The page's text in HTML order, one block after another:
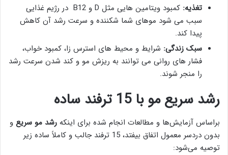
تغذیه:
کمبود ویتامین هایی مثل D و B12 در رژیم غذایی
سبب می شود موهای شما شکننده و سرعت رشد آن کاهش
پیدا کند.
سبک زندگی: شرایط و محیط های استرس زا، کمبود خواب،
فشار های روانی می توانند به ریزش مو و کند شدن سرعت رشد
را منجر شوند.
رشد سریع مو با 15 ترفند ساده
براساس آزمایش‌ها و مطالعات انجام شده برای اینکه رشد مو سریع و
بدون دردسر معمول اتفاق بیفتد، 15 ترفند جالب و کاملاً ساده زیر
توصیه می‌شود: